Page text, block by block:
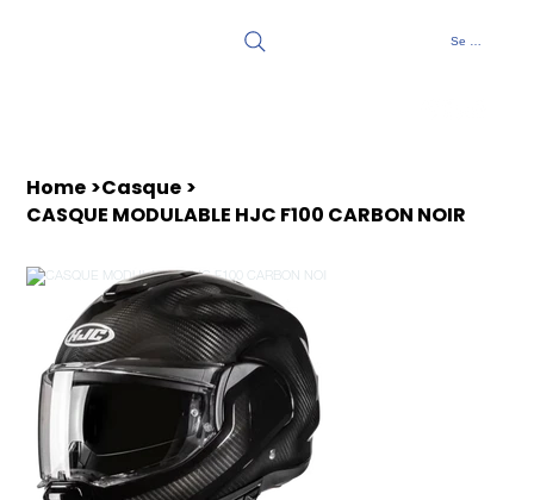
Se connecter
Home >Casque >
CASQUE MODULABLE HJC F100 CARBON NOIR